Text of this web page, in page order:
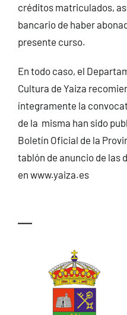
créditos matriculados,
bancario de haber
presente curso.
En todo caso, el
Cultura de Yaiza
íntegramente la
de la misma han sido
Boletín Oficial de la
tablón de anuncio de las
en www.yaiza.es
—